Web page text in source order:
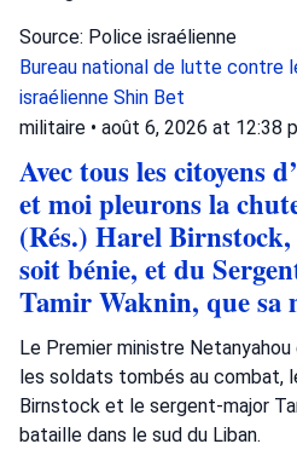
Source: Police israélienne
Bureau national de lutte contre
israélienne Shin Bet
militaire • août 6, 2026 at 12:38
Avec tous les citoyens
et moi pleurons la
(Rés.) Harel
soit bénie, et du
Tamir Waknin, que sa
Le Premier ministre
les soldats tombés au combat,
Birnstock et le sergent-major
bataille dans le sud du Liban.